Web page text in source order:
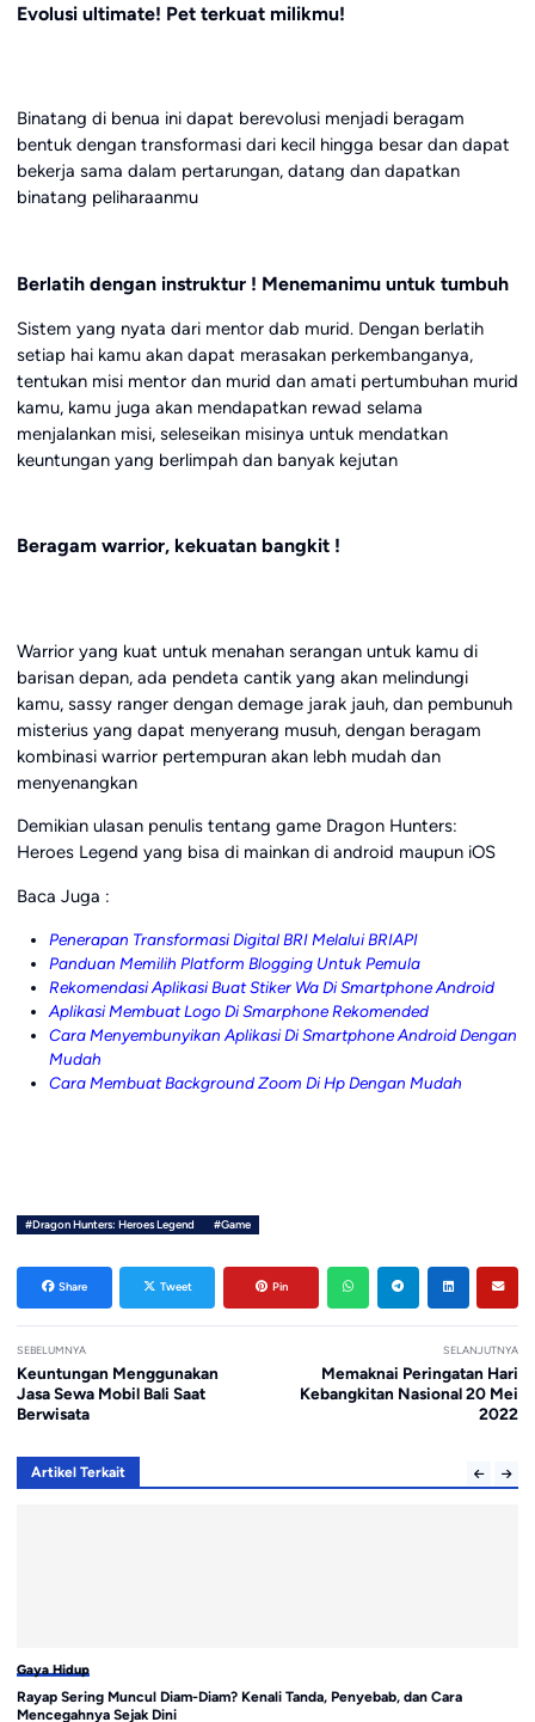
Evolusi ultimate! Pet terkuat milikmu!
Binatang di benua ini dapat berevolusi menjadi beragam
bentuk dengan transformasi dari kecil hingga besar dan dapat
bekerja sama dalam pertarungan, datang dan dapatkan
binatang peliharaanmu
Berlatih dengan instruktur ! Menemanimu untuk tumbuh
Sistem yang nyata dari mentor dab murid. Dengan berlatih
setiap hai kamu akan dapat merasakan perkembanganya,
tentukan misi mentor dan murid dan amati pertumbuhan murid
kamu, kamu juga akan mendapatkan rewad selama
menjalankan misi, seleseikan misinya untuk mendatkan
keuntungan yang berlimpah dan banyak kejutan
Beragam warrior, kekuatan bangkit !
Warrior yang kuat untuk menahan serangan untuk kamu di
barisan depan, ada pendeta cantik yang akan melindungi
kamu, sassy ranger dengan demage jarak jauh, dan pembunuh
misterius yang dapat menyerang musuh, dengan beragam
kombinasi warrior pertempuran akan lebh mudah dan
menyenangkan
Demikian ulasan penulis tentang game Dragon Hunters:
Heroes Legend yang bisa di mainkan di android maupun iOS
Baca Juga :
Penerapan Transformasi Digital BRI Melalui BRIAPI
Panduan Memilih Platform Blogging Untuk Pemula
Rekomendasi Aplikasi Buat Stiker Wa Di Smartphone Android
Aplikasi Membuat Logo Di Smarphone Rekomended
Cara Menyembunyikan Aplikasi Di Smartphone Android Dengan
Mudah
Cara Membuat Background Zoom Di Hp Dengan Mudah
#Dragon Hunters: Heroes Legend #Game
Share Tweet Pin
SEBELUMNYA
Keuntungan Menggunakan
Jasa Sewa Mobil Bali Saat
Berwisata
SELANJUTNYA
Memaknai Peringatan Hari
Kebangkitan Nasional 20 Mei
2022
Artikel Terkait
Gaya Hidup
Rayap Sering Muncul Diam-Diam? Kenali Tanda, Penyebab, dan Cara
Mencegahnya Sejak Dini